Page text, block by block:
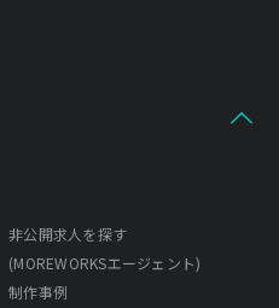
非公開求人を探す
(MOREWORKSエージェント)
制作事例